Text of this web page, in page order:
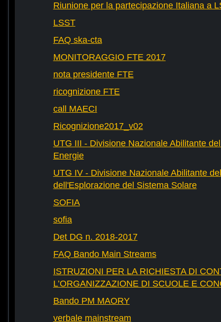
Riunione per la partecipazione Italiana a
LSST
FAQ ska-cta
MONITORAGGIO FTE 2017
nota presidente FTE
ricognizione FTE
call MAECI
Ricognizione2017_v02
UTG III - Divisione Nazionale Abilitante
Energie
UTG IV - Divisione Nazionale Abilitante
dell'Esplorazione del Sistema Solare
SOFIA
sofia
Det DG n. 2018-2017
FAQ Bando Main Streams
ISTRUZIONI PER LA RICHIESTA DI
L’ORGANIZZAZIONE DI SCUOLE E
Bando PM MAORY
verbale mainstream